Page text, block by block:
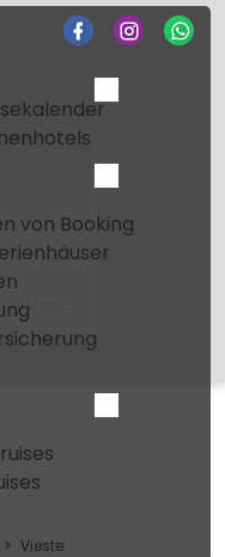
von Booking
Vieste
Vieste